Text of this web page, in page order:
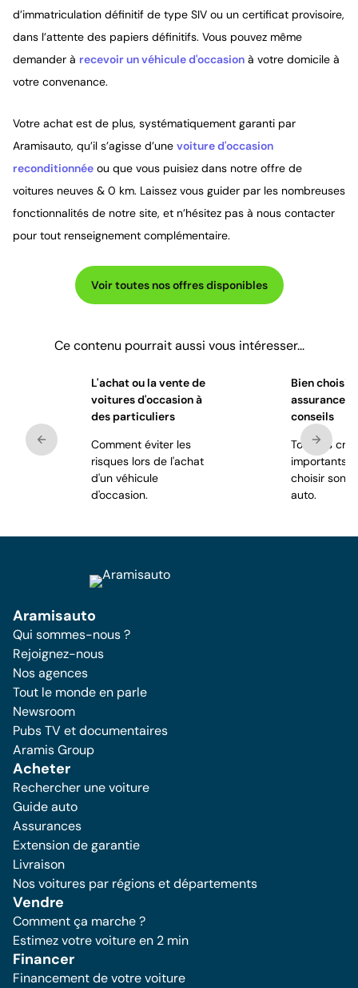
d’immatriculation définitif de type SIV ou un certificat provisoire,
dans l’attente des papiers définitifs. Vous pouvez même
demander à recevoir un véhicule d'occasion à votre domicile à
votre convenance.
Votre achat est de plus, systématiquement garanti par
Aramisauto, qu’il s’agisse d’une voiture d'occasion
reconditionnée ou que vous puisiez dans notre offre de
voitures neuves & 0 km. Laissez vous guider par les nombreuses
fonctionnalités de notre site, et n’hésitez pas à nous contacter
pour tout renseignement complémentaire.
Voir toutes nos offres disponibles
Ce contenu pourrait aussi vous intéresser...
L'achat ou la vente de
voitures d'occasion à
des particuliers
Comment éviter les
risques lors de l'achat
d'un véhicule
d'occasion.
Bien choisir
assurance
conseils
Tous les
importants
choisir son
auto.
Aramisauto
Qui sommes-nous ?
Rejoignez-nous
Nos agences
Tout le monde en parle
Newsroom
Pubs TV et documentaires
Aramis Group
Acheter
Rechercher une voiture
Guide auto
Assurances
Extension de garantie
Livraison
Nos voitures par régions et départements
Vendre
Comment ça marche ?
Estimez votre voiture en 2 min
Financer
Financement de votre voiture